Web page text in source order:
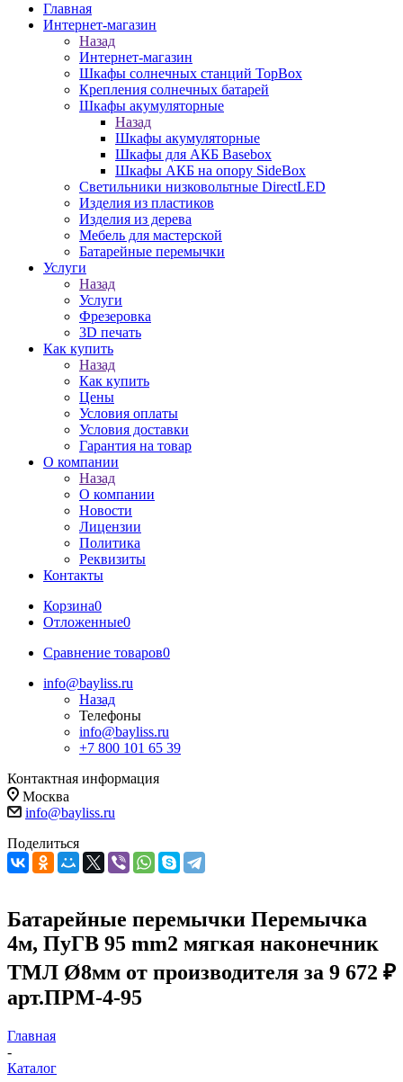
Главная
Интернет-магазин
Назад
Интернет-магазин
Шкафы солнечных станций TopBox
Крепления солнечных батарей
Шкафы акумуляторные
Назад
Шкафы акумуляторные
Шкафы для АКБ Basebox
Шкафы АКБ на опору SideBox
Светильники низковольтные DirectLED
Изделия из пластиков
Изделия из дерева
Мебель для мастерской
Батарейные перемычки
Услуги
Назад
Услуги
Фрезеровка
3D печать
Как купить
Назад
Как купить
Цены
Условия оплаты
Условия доставки
Гарантия на товар
О компании
Назад
О компании
Новости
Лицензии
Политика
Реквизиты
Контакты
Корзина0
Отложенные0
Сравнение товаров0
info@bayliss.ru
Назад
Телефоны
info@bayliss.ru
+7 800 101 65 39
Контактная информация
Москва
info@bayliss.ru
Поделиться
Батарейные перемычки Перемычка
4м, ПуГВ 95 mm2 мягкая наконечник
ТМЛ Ø8мм от производителя за 9 672 ₽
арт.ПРМ-4-95
Главная
-
Каталог